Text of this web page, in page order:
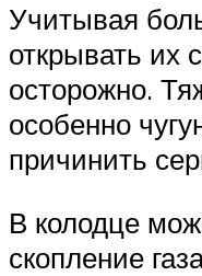
Учитывая
открывать их
осторожно.
особенно
причинить
В колодце
скопление